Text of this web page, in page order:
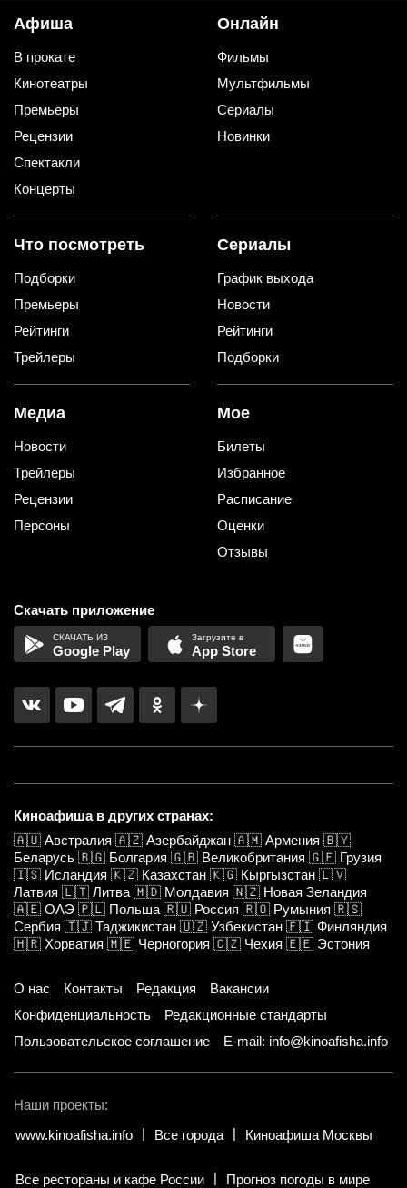
Афиша
В прокате
Кинотеатры
Премьеры
Рецензии
Спектакли
Концерты
Онлайн
Фильмы
Мультфильмы
Сериалы
Новинки
Что посмотреть
Подборки
Премьеры
Рейтинги
Трейлеры
Сериалы
График выхода
Новости
Рейтинги
Подборки
Медиа
Новости
Трейлеры
Рецензии
Персоны
Мое
Билеты
Избранное
Расписание
Оценки
Отзывы
Скачать приложение
Google Play App Store
Киноафиша в других странах:
🇦🇺 Австралия 🇦🇿 Азербайджан 🇦🇲 Армения 🇧🇾
Беларусь 🇧🇬 Болгария 🇬🇧 Великобритания 🇬🇪 Грузия
🇮🇸 Исландия 🇰🇿 Казахстан 🇰🇬 Кыргызстан 🇱🇻
Латвия 🇱🇹 Литва 🇲🇩 Молдавия 🇳🇿 Новая Зеландия
🇦🇪 ОАЭ 🇵🇱 Польша 🇷🇺 Россия 🇷🇴 Румыния 🇷🇸
Сербия 🇹🇯 Таджикистан 🇺🇿 Узбекистан 🇫🇮 Финляндия
🇭🇷 Хорватия 🇲🇪 Черногория 🇨🇿 Чехия 🇪🇪 Эстония
О нас Контакты Редакция
Вакансии
Конфиденциальность
Редакционные стандарты
Пользовательское соглашение
E-mail: info@kinoafisha.info
Наши проекты:
www.kinoafisha.info
Все города Киноафиша Москвы
Все рестораны и кафе России Прогноз погоды в мире